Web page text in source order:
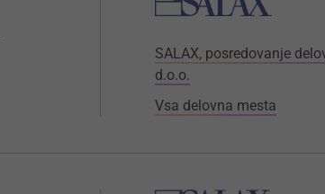
SALAX, posredovanje
d.o.o.
Vsa delovna mesta